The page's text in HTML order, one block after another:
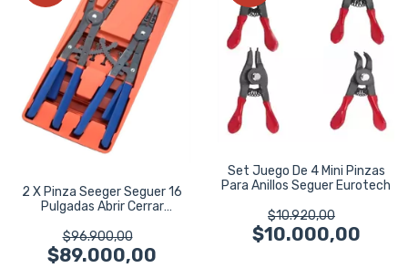
2 X Pinza Seeger Seguer 16
Pulgadas Abrir Cerrar
$96.900,00
$89.000,00
Set Juego De 4 Mini Pinzas
Para Anillos Seguer Eurotech
$10.920,00
$10.000,00